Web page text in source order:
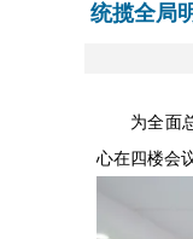
统揽全局
为全面总
心在四楼会